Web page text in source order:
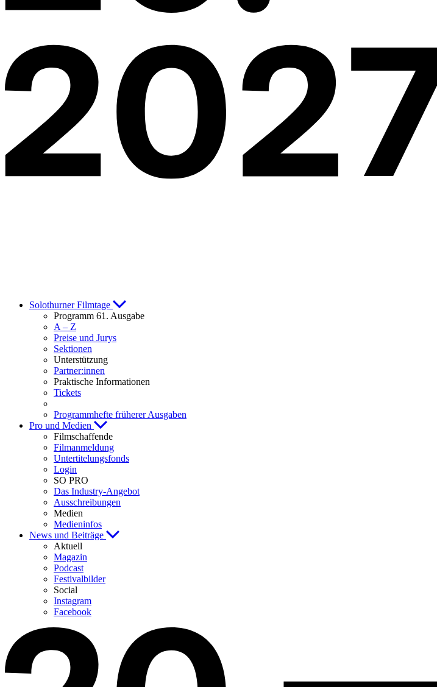
Solothurner Filmtage
Programm 61. Ausgabe
A – Z
Preise und Jurys
Sektionen
Unterstützung
Partner:innen
Praktische Informationen
Tickets
Programmhefte früherer Ausgaben
Pro und Medien
Filmschaffende
Filmanmeldung
Untertitelungsfonds
Login
SO PRO
Das Industry-Angebot
Ausschreibungen
Medien
Medieninfos
News und Beiträge
Aktuell
Magazin
Podcast
Festivalbilder
Social
Instagram
Facebook